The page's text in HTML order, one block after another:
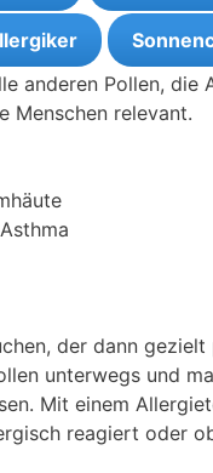
anderen Pollen, die
Menschen relevant.
der dann
unterwegs und
Mit einem
reagiert oder